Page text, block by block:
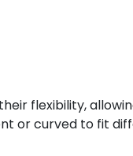
flexibility,
or curved to fit